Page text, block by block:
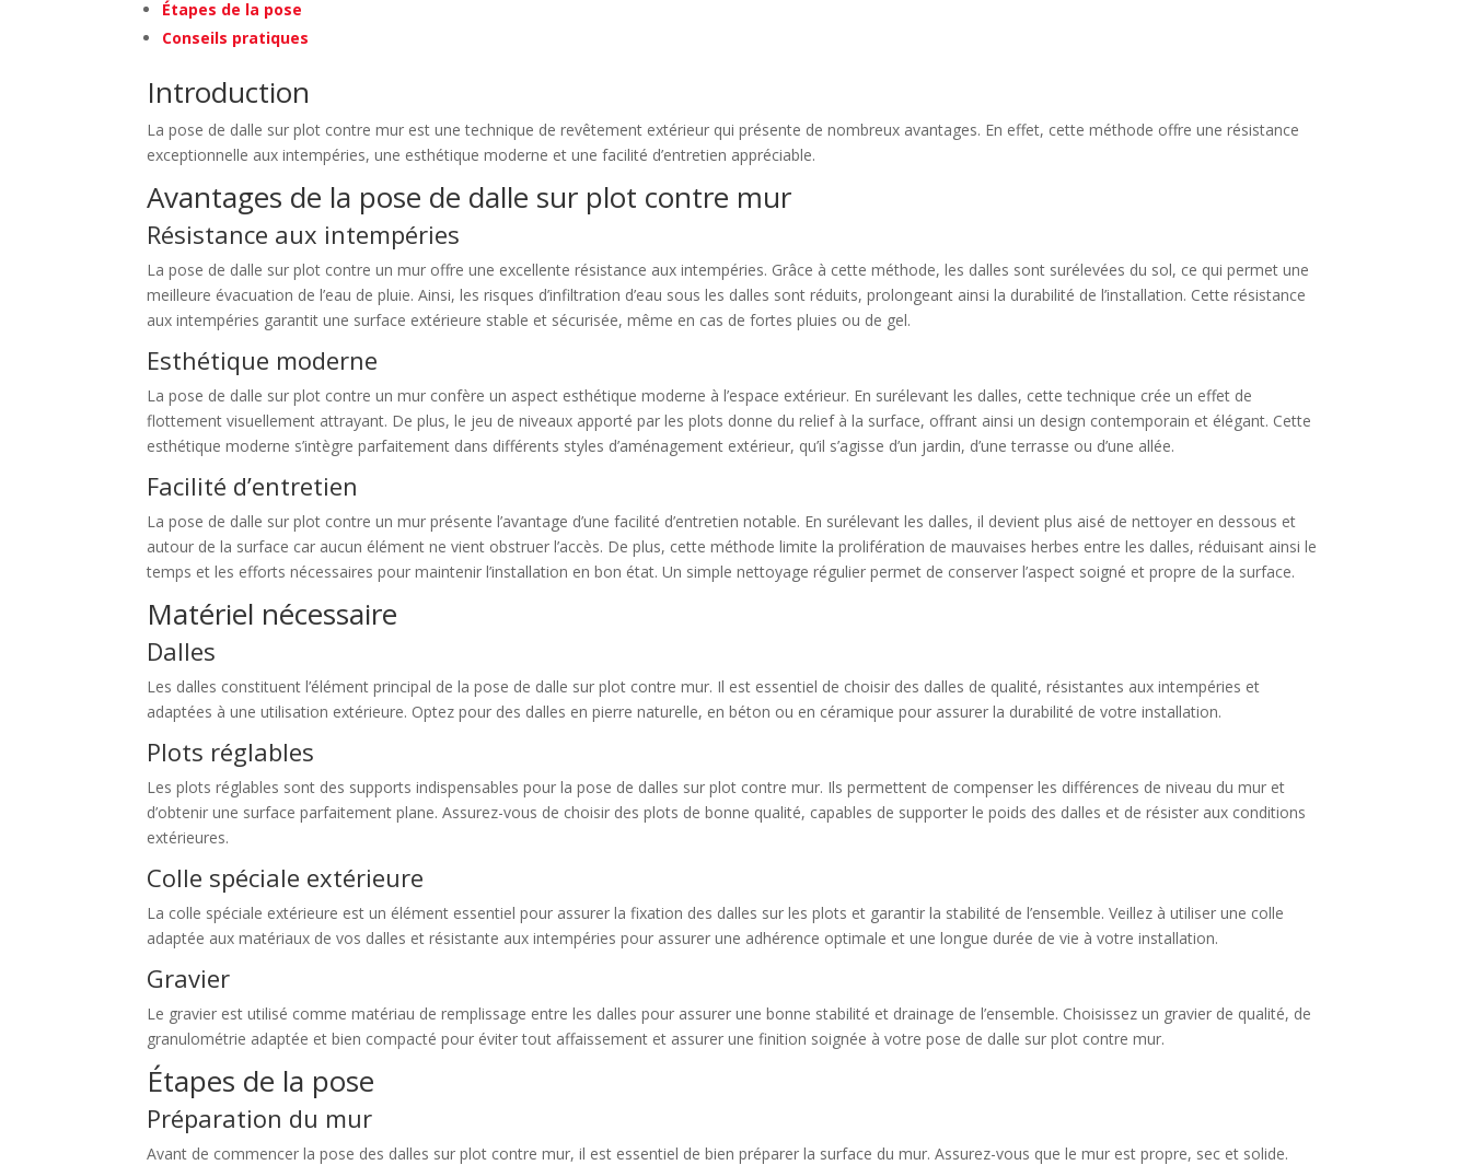
Étapes de la pose
Conseils pratiques
Introduction
La pose de dalle sur plot contre mur est une technique de revêtement extérieur qui présente de nombreux avantages. En effet, cette méthode offre une résistance
exceptionnelle aux intempéries, une esthétique moderne et une facilité d’entretien appréciable.
Avantages de la pose de dalle sur plot contre mur
Résistance aux intempéries
La pose de dalle sur plot contre un mur offre une excellente résistance aux intempéries. Grâce à cette méthode, les dalles sont surélevées du sol, ce qui permet une
meilleure évacuation de l’eau de pluie. Ainsi, les risques d’infiltration d’eau sous les dalles sont réduits, prolongeant ainsi la durabilité de l’installation. Cette résistance
aux intempéries garantit une surface extérieure stable et sécurisée, même en cas de fortes pluies ou de gel.
Esthétique moderne
La pose de dalle sur plot contre un mur confère un aspect esthétique moderne à l’espace extérieur. En surélevant les dalles, cette technique crée un effet de
flottement visuellement attrayant. De plus, le jeu de niveaux apporté par les plots donne du relief à la surface, offrant ainsi un design contemporain et élégant. Cette
esthétique moderne s’intègre parfaitement dans différents styles d’aménagement extérieur, qu’il s’agisse d’un jardin, d’une terrasse ou d’une allée.
Facilité d’entretien
La pose de dalle sur plot contre un mur présente l’avantage d’une facilité d’entretien notable. En surélevant les dalles, il devient plus aisé de nettoyer en dessous et
autour de la surface car aucun élément ne vient obstruer l’accès. De plus, cette méthode limite la prolifération de mauvaises herbes entre les dalles, réduisant ainsi le
temps et les efforts nécessaires pour maintenir l’installation en bon état. Un simple nettoyage régulier permet de conserver l’aspect soigné et propre de la surface.
Matériel nécessaire
Dalles
Les dalles constituent l’élément principal de la pose de dalle sur plot contre mur. Il est essentiel de choisir des dalles de qualité, résistantes aux intempéries et
adaptées à une utilisation extérieure. Optez pour des dalles en pierre naturelle, en béton ou en céramique pour assurer la durabilité de votre installation.
Plots réglables
Les plots réglables sont des supports indispensables pour la pose de dalles sur plot contre mur. Ils permettent de compenser les différences de niveau du mur et
d’obtenir une surface parfaitement plane. Assurez-vous de choisir des plots de bonne qualité, capables de supporter le poids des dalles et de résister aux conditions
extérieures.
Colle spéciale extérieure
La colle spéciale extérieure est un élément essentiel pour assurer la fixation des dalles sur les plots et garantir la stabilité de l’ensemble. Veillez à utiliser une colle
adaptée aux matériaux de vos dalles et résistante aux intempéries pour assurer une adhérence optimale et une longue durée de vie à votre installation.
Gravier
Le gravier est utilisé comme matériau de remplissage entre les dalles pour assurer une bonne stabilité et drainage de l’ensemble. Choisissez un gravier de qualité, de
granulométrie adaptée et bien compacté pour éviter tout affaissement et assurer une finition soignée à votre pose de dalle sur plot contre mur.
Étapes de la pose
Préparation du mur
Avant de commencer la pose des dalles sur plot contre mur, il est essentiel de bien préparer la surface du mur. Assurez-vous que le mur est propre, sec et solide.